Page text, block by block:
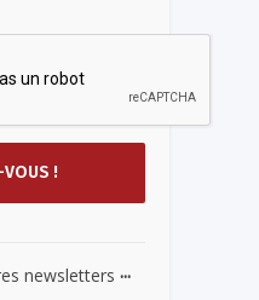
newsletters ...